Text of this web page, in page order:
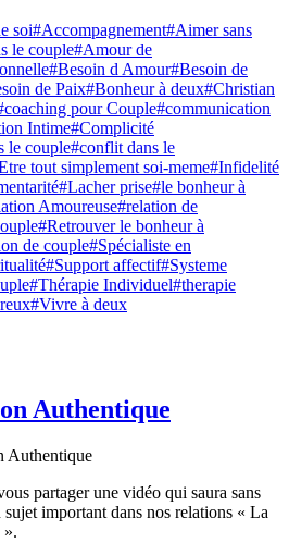
soi#Accompagnement#Aimer sans
le couple#Amour de
#Besoin d Amour#Besoin de
de Paix#Bonheur à deux#Christian
pour Couple#communication
Intime#Complicité
le couple#conflit dans le
tout simplement soi-meme#Infidelité
#Lacher prise#le bonheur à
Amoureuse#relation de
#Retrouver le bonheur à
de couple#Spécialiste en
#Support affectif#Systeme
#Thérapie Individuel#therapie
#Vivre à deux
Authentique
partager une vidéo qui saura sans
important dans nos relations « La
».